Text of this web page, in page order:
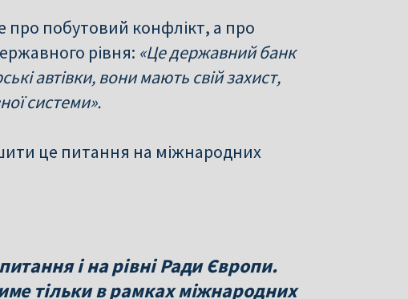
про побутовий конфлікт, а про
рівня: «Це державний банк
автівки, вони мають свій захист,
системи».
це питання на міжнародних
і на рівні Ради Європи.
тільки в рамках міжнародних